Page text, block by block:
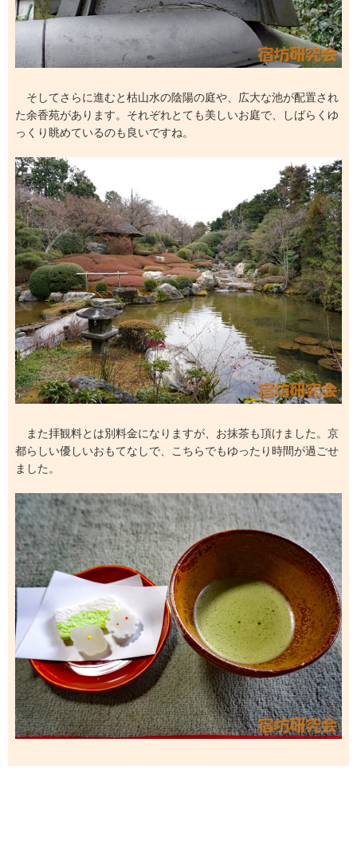
そしてさらに進むと枯山水の陰陽の庭や、広大な池が配置され
た余香苑があります。それぞれとても美しいお庭で、しばらくゆ
っくり眺めているのも良いですね。
また拝観料とは別料金になりますが、お抹茶も頂けました。京
都らしい優しいおもてなしで、こちらでもゆったり時間が過ごせ
ました。